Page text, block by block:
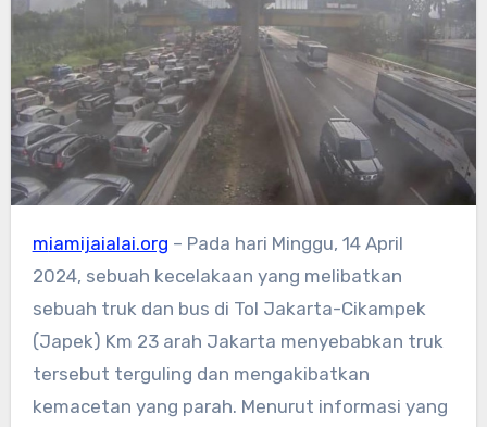
miamijaialai.org – Pada hari Minggu, 14 April
2024, sebuah kecelakaan yang melibatkan
sebuah truk dan bus di Tol Jakarta-Cikampek
(Japek) Km 23 arah Jakarta menyebabkan truk
tersebut terguling dan mengakibatkan
kemacetan yang parah. Menurut informasi yang